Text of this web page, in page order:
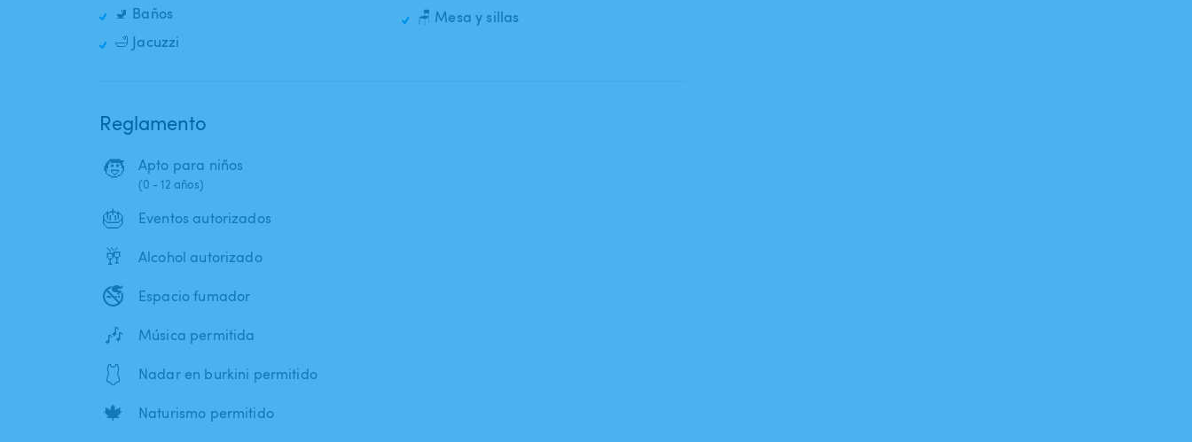
🚽 Baños
🛁 Jacuzzi
🪑 Mesa y sillas
Reglamento
🧒 Apto para niños
(0 - 12 años)
🎂 Eventos autorizados
🥂 Alcohol autorizado
🚭 Espacio fumador
🎶 Música permitida
🩱 Nadar en burkini permitido
🍁 Naturismo permitido